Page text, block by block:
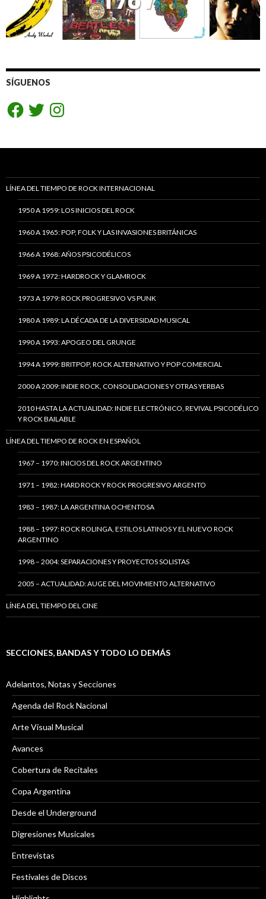
SÍGUENOS
FacebookTwitterInstagram
LÍNEA DEL TIEMPO DE ROCK INTERNACIONAL
1950 A 1959: LOS INICIOS DEL ROCK
1960 A 1965: POP, FOLK Y LAS INVASIONES BRITÁNICAS
1966 A 1968: AÑOS PSICODÉLICOS
1969 A 1972: HARDROCK Y GLAMROCK
1973 A 1979: ROCK PROGRESIVO VS PUNK
1980 A 1989: LA DÉCADA DE LA DIVERSIDAD MUSICAL
1990 A 1993: APOGEO DEL GRUNGE
1994 A 1999: BRITPOP, ROCK ALTERNATIVO Y POP COMERCIAL
2000 A 2009: INDIE ROCK, CONSOLIDACIONES Y OTRAS YERBAS
2010 HASTA LA ACTUALIDAD: INDIE ELECTRÓNICO, REVIVAL PSICODÉLICO
Y ROCK BAILABLE
LÍNEA DEL TIEMPO DE ROCK EN ESPAÑOL
1967 – 1970: INICIOS DEL ROCK ARGENTINO
1971 – 1982: HARD ROCK Y ROCK PROGRESIVO ARGENTO
1983 – 1987: LA ARGENTINA OCHENTOSA
1988 – 1997: ROCK ROLINGA, ESTILOS LATINOS Y EL NUEVO ROCK
ARGENTINO
1998 – 2004: SEPARACIONES Y PROYECTOS SOLISTAS
2005 – ACTUALIDAD: AUGE DEL MOVIMIENTO ALTERNATIVO
LÍNEA DEL TIEMPO DEL CINE
SECCIONES, BANDAS Y TODO LO DEMÁS
Adelantos, Notas y Secciones
Agenda del Rock Nacional
Arte Visual Musical
Avances
Cobertura de Recitales
Copa Argentina
Desde el Underground
Digresiones Musicales
Entrevistas
Festivales de Discos